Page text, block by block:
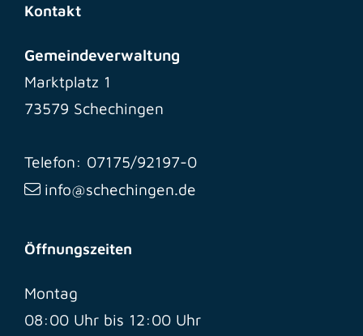
Kontakt
Gemeindeverwaltung
Marktplatz 1
73579 Schechingen
Telefon: 07175/92197-0
info@schechingen.de
Öffnungszeiten
Montag
08:00 Uhr bis 12:00 Uhr